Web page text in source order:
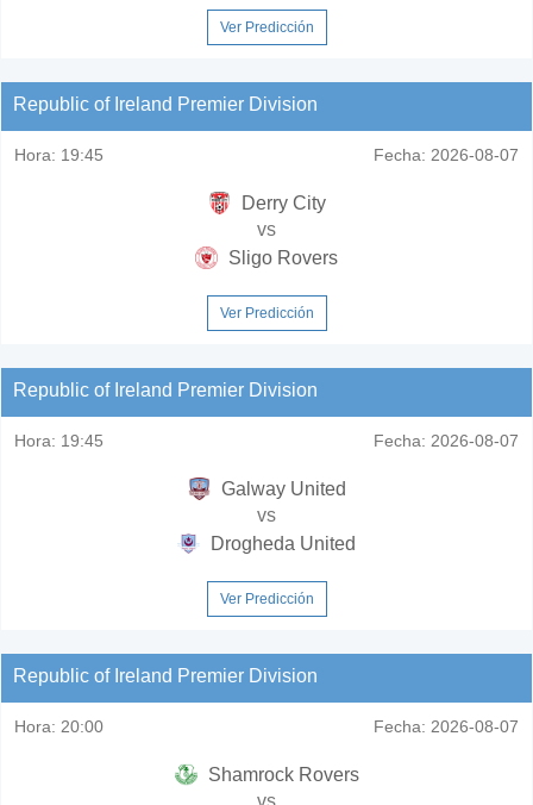
Ver Predicción
Republic of Ireland Premier Division
Hora: 19:45 Fecha: 2026-08-07
Derry City
vs
Sligo Rovers
Ver Predicción
Republic of Ireland Premier Division
Hora: 19:45 Fecha: 2026-08-07
Galway United
vs
Drogheda United
Ver Predicción
Republic of Ireland Premier Division
Hora: 20:00 Fecha: 2026-08-07
Shamrock Rovers
vs